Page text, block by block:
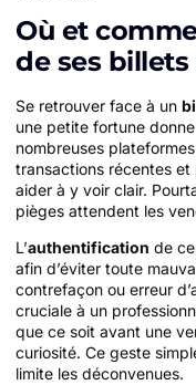
Où et
de ses billets
Se retrouver face à un
une petite fortune
nombreuses
transactions récentes et
aider à y voir clair.
pièges attendent les
L’authentification de
afin d’éviter toute
contrefaçon ou erreur
cruciale à un
que ce soit avant une
curiosité. Ce geste
limite les déconvenues.